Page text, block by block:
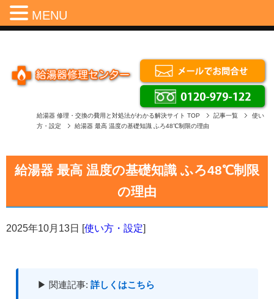
給湯器 修理・交換の費用と対処法がわかる解決サイト TOP 記事一覧
使い
方・設定
給湯器 最高 温度の基礎知識 ふろ48℃制限の理由
給湯器 最高 温度の基礎知識 ふろ48℃制限
の理由
2025年10月13日 使い方・設定
▶ 関連記事: 詳しくはこちら
MENU
Menu